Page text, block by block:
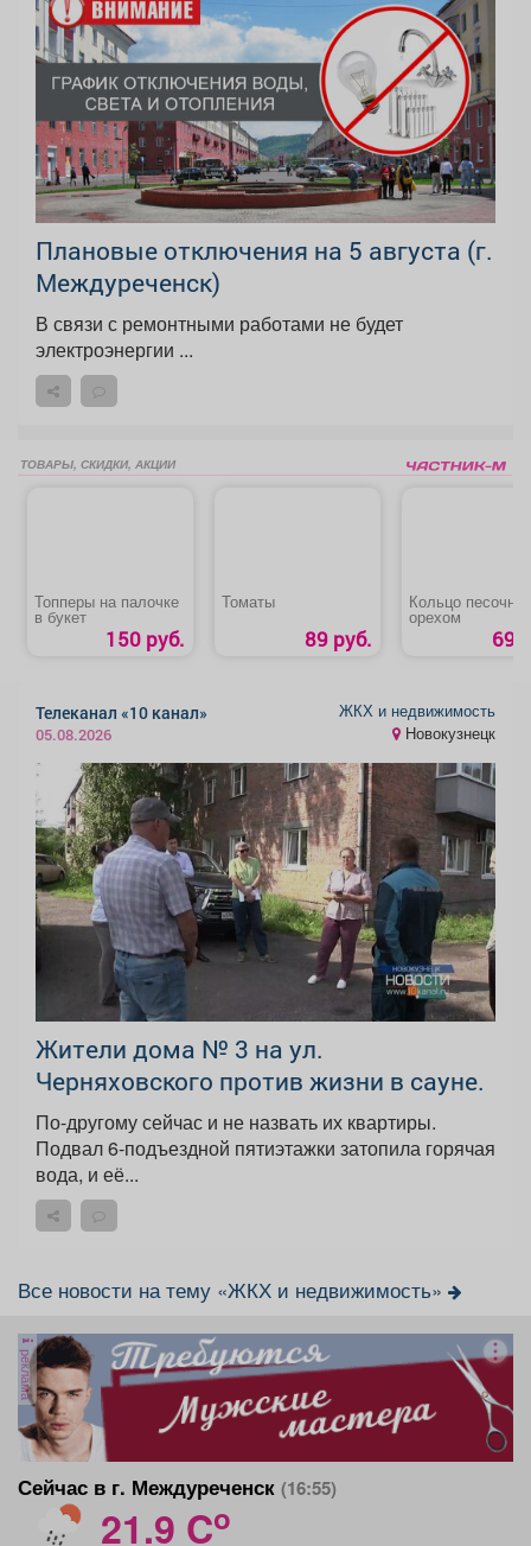
Плановые отключения на 5 августа (г.
Междуреченск)
В связи с ремонтными работами не будет
электроэнергии ...
ТОВАРЫ, СКИДКИ, АКЦИИ
Топперы на палочке
в букет
150 руб.
Томаты
89 руб.
Кольцо
орехом
69
Телеканал «10 канал»
05.08.2026
ЖКХ и недвижимость
Новокузнецк
Жители дома № 3 на ул.
Черняховского против жизни в сауне.
По-другому сейчас и не назвать их квартиры.
Подвал 6-подъездной пятиэтажки затопила горячая
вода, и её...
Все новости на тему «ЖКХ и недвижимость»
реклама
Сейчас в г. Междуреченск (16:55)
21.9 Co